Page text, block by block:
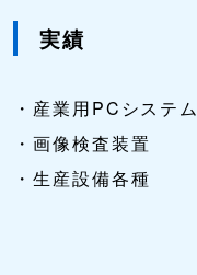
実績
・産業用PCシステム
・画像検査装置
・生産設備各種